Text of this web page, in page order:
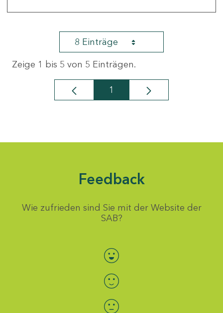
8 Einträge
Zeige 1 bis 5 von 5 Einträgen.
Seite
1
Feedback
Wie zufrieden sind Sie mit der Website der
SAB?
Bewertung auswählen